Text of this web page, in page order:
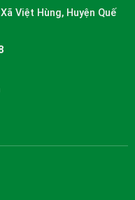
Việt Hùng, Huyện Quế